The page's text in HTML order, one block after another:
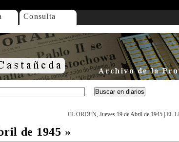
Consulta
EL ORDEN, Jueves 19 de Abril de 1945 EL
de 1945 »